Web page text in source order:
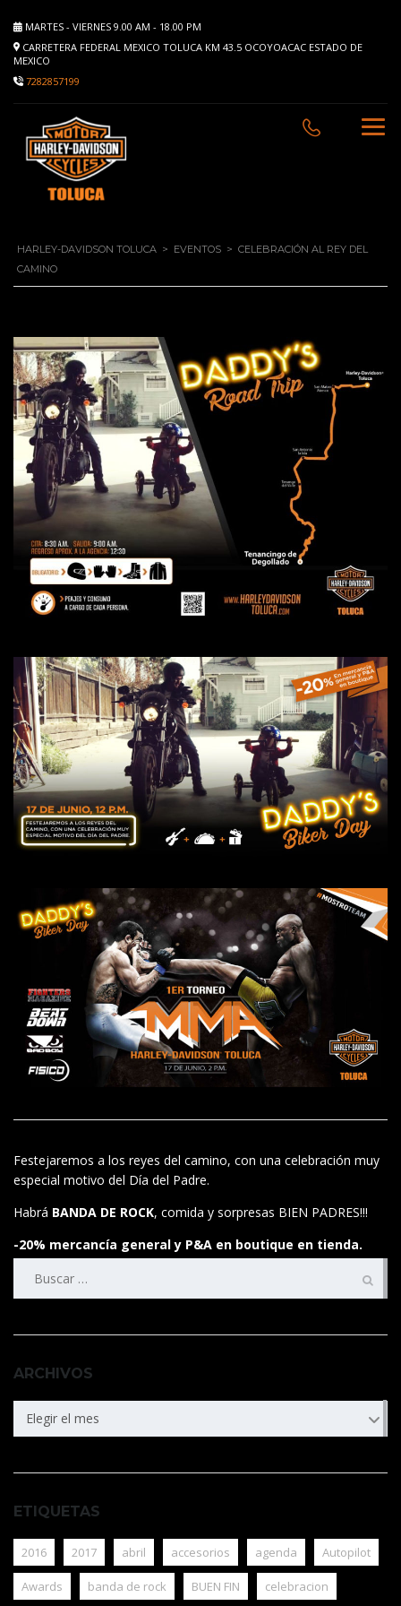
MARTES - VIERNES 9.00 AM - 18.00 PM
CARRETERA FEDERAL MEXICO TOLUCA KM 43.5 OCOYOACAC ESTADO DE
MEXICO
7282857199
HARLEY-DAVIDSON TOLUCA > EVENTOS > CELEBRACIÓN AL REY DEL
CAMINO
Festejaremos a los reyes del camino, con una celebración muy
especial motivo del Día del Padre.
Habrá BANDA DE ROCK, comida y sorpresas BIEN PADRES!!!
-20% mercancía general y P&A en boutique en tienda.
ARCHIVOS
ARCHIVOS
Elegir el mes
ETIQUETAS
2016 2017 abril accesorios agenda Autopilot
Awards banda de rock BUEN FIN celebracion